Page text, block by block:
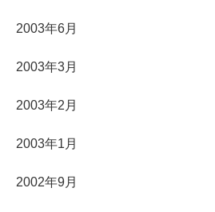
2003年6月
2003年3月
2003年2月
2003年1月
2002年9月